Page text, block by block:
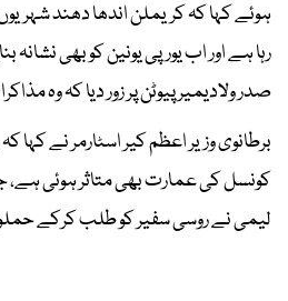
ہوئے کہا کہ کریملن اندھا دھند
رہا ہے اور اب یورپی یونین کو بھی نشانہ
صدر ولادیمیر پیوٹن پر زور دیا کہ وہ
برطانوی وزیر اعظم کیر اسٹارمر نے
کونسل کی عمارت بھی متاثر ہوئی ہے،
لیمی نے روسی سفیر کو طلب کرکے